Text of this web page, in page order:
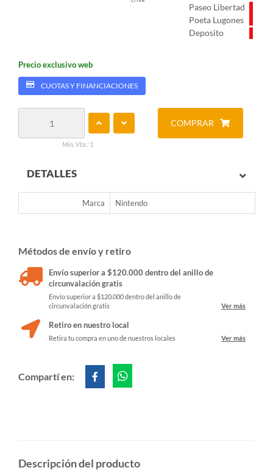
Paseo Libertad
Poeta Lugones
Deposito
Precio exclusivo web
CUOTAS Y FINANCIACIONES
Min. Vta.: 1
COMPRAR
DETALLES
Marca Nintendo
Métodos de envío y retiro
Envío superior a $120.000 dentro del anillo de
circunvalación gratis
Envío superior a $120.000 dentro del anillo de
circunvalación gratis
Ver más
Retiro en nuestro local
Retira tu compra en uno de nuestros locales Ver más
Compartí en:
Descripción del producto